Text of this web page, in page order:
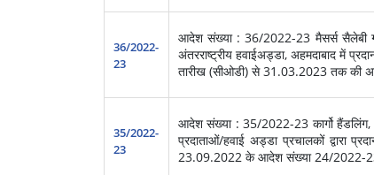
36/2022-
23
आदेश संख्या : 36/2022-23 मैसर्स सैलेबी
अंतरराष्ट्रीय हवाईअड्डा, अहमदाबाद में
तारीख (सीओडी) से 31.03.2023 तक की
35/2022-
23
आदेश संख्या : 35/2022-23 कार्गो हैंडलिंग,
प्रदाताओं/हवाई अड्डा प्रचालकों द्वारा
23.09.2022 के आदेश संख्या 24/2022-